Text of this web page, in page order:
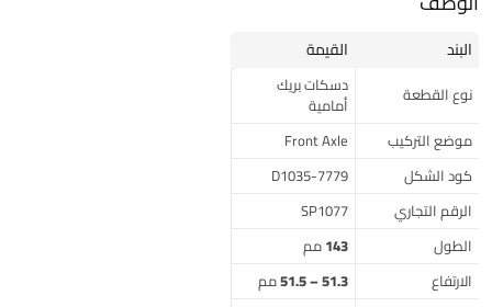
البند القيمة
نوع القطعة دسكات بريك
أمامية
موضع التركيب
Front Axle
كود الشكل
D1035-7779
الرقم التجاري
SP1077
الطول
143 مم
الارتفاع
51.3 – 51.5 مم